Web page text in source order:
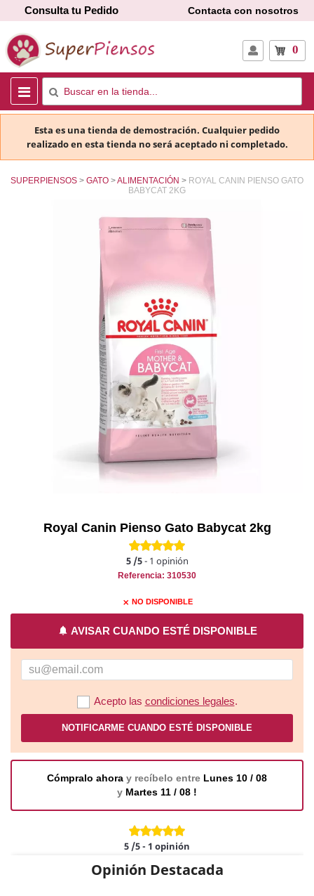
Consulta tu Pedido Contacta con nosotros
0
Esta es una tienda de demostración. Cualquier pedido
realizado en esta tienda no será aceptado ni completado.
SUPERPIENSOS GATO ALIMENTACIÓN
ROYAL CANIN PIENSO GATO
BABYCAT 2KG
Royal Canin Pienso Gato Babycat 2kg
5/5- 1 opinión
Referencia: 310530
close NO DISPONIBLE
notifications AVISAR CUANDO ESTÉ DISPONIBLE
Acepto las condiciones legales.
NOTIFICARME CUANDO ESTÉ DISPONIBLE
Cómpralo ahora y recíbelo entre Lunes 10 / 08
y Martes 11 / 08 !
5 /5- 1 opinión
Opinión Destacada